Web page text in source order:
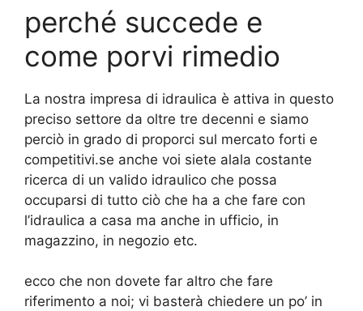
perché succede e
come porvi rimedio
La nostra impresa di idraulica è attiva in questo
preciso settore da oltre tre decenni e siamo
perciò in grado di proporci sul mercato forti e
competitivi.se anche voi siete alala costante
ricerca di un valido idraulico che possa
occuparsi di tutto ciò che ha a che fare con
l’idraulica a casa ma anche in ufficio, in
magazzino, in negozio etc.
ecco che non dovete far altro che fare
riferimento a noi; vi basterà chiedere un po’ in